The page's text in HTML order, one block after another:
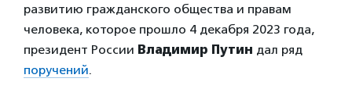
развитию гражданского общества и правам
человека, которое прошло 4 декабря 2023 года,
президент России Владимир Путин дал ряд
поручений.